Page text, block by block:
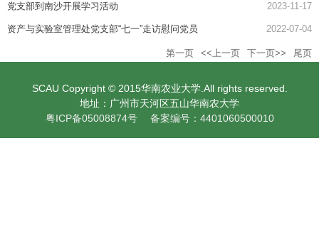
党支部到南沙开展学习活动 2023-11-17
资产与实验室管理处党支部“七一”走访慰问党员 2022-07-04
第一页 <<上一页 下一页>> 尾页
SCAU Copyright © 2015华南农业大学.All rights reserved.
地址：广州市天河区五山华南农大学
粤ICP备05008874号 备案编号：4401060500010